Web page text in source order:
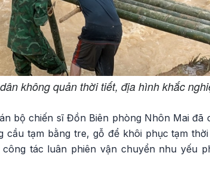
không quản thời tiết, địa hình khắc
bộ chiến sĩ Đồn Biên phòng Nhôn Mai đã
tạm bằng tre, gỗ để khôi phục tạm
tác luân phiên vận chuyển nhu yếu